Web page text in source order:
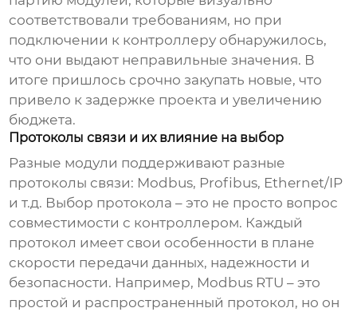
соответствовали требованиям, но при
подключении к контроллеру обнаружилось,
что они выдают неправильные значения. В
итоге пришлось срочно закупать новые, что
привело к задержке проекта и увеличению
бюджета.
Протоколы связи и их влияние на выбор
Разные модули поддерживают разные
протоколы связи: Modbus, Profibus, Ethernet/IP
и т.д. Выбор протокола – это не просто вопрос
совместимости с контроллером. Каждый
протокол имеет свои особенности в плане
скорости передачи данных, надежности и
безопасности. Например, Modbus RTU – это
простой и распространенный протокол, но он